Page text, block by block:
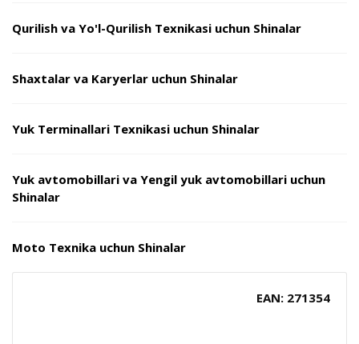
Qurilish va Yo'l-Qurilish Texnikasi uchun Shinalar
Shaxtalar va Karyerlar uchun Shinalar
Yuk Terminallari Texnikasi uchun Shinalar
Yuk avtomobillari va Yengil yuk avtomobillari uchun
Shinalar
Moto Texnika uchun Shinalar
EAN: 271354